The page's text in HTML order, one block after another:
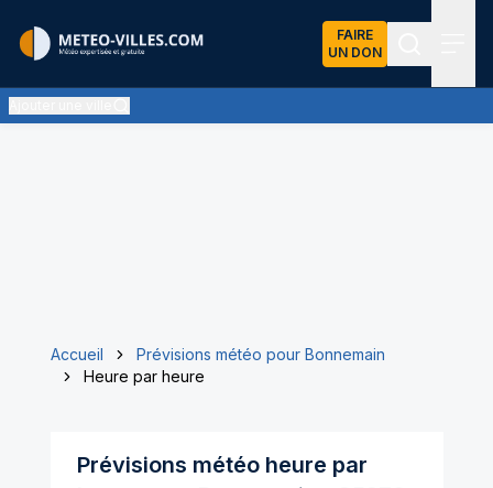
FAIRE
UN DON
Accueil
Prévisions météo pour Bonnemain
Heure par heure
Prévisions météo heure par